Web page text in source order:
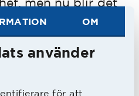
OM
använder
för att
var jag ju en av
starta upp
lite som att komma
"Fidde" och